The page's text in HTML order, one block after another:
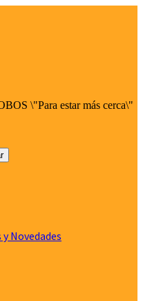
\"Para estar más cerca\"
Novedades